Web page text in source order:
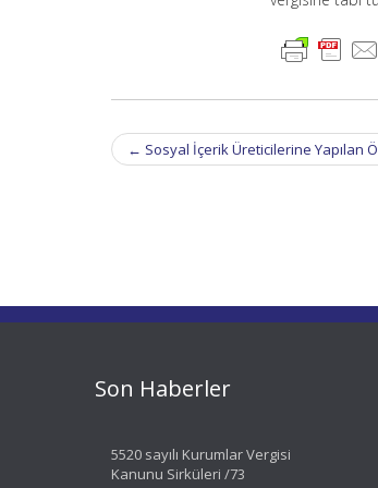
Post
navigation
← Sosyal İçerik Üreticilerine Yapılan
Son Haberler
5520 sayılı Kurumlar Vergisi
Kanunu Sirküleri /73